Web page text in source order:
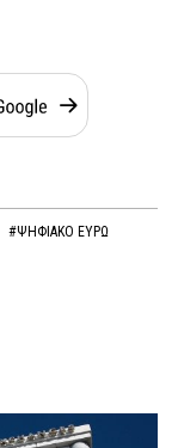
#ΨΗΦΙΑΚΟ ΕΥΡΩ